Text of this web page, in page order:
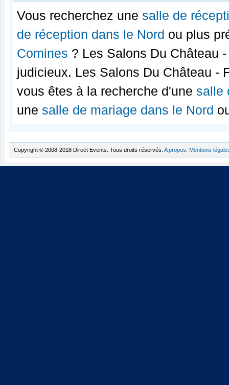
Vous recherchez une salle de
de réception dans le Nord ou plus
Comines ? Les Salons Du Château
judicieux. Les Salons Du Château -
vous êtes à la recherche d'une salle
une salle de mariage dans le Nord
Copyright © 2008-2018 Direct Events. Tous droits réservés. A propos Mentions